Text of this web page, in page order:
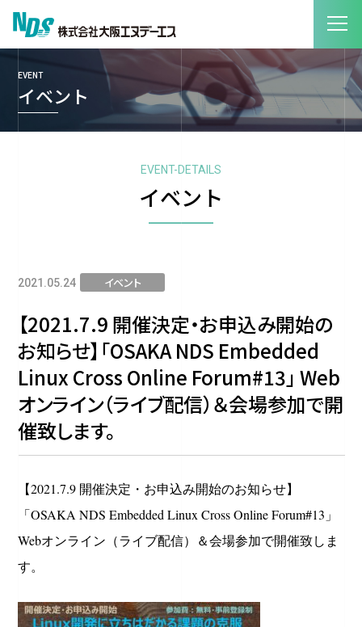
EVENT
イベント
EVENT-DETAILS
イベント
2021.05.24 イベント
【2021.7.9 開催決定・お申込み開始の
お知らせ】「OSAKA NDS Embedded
Linux Cross Online Forum#13」 Web
オンライン（ライブ配信）＆会場参加で開
催致します。
【2021.7.9 開催決定・お申込み開始のお知らせ】
「OSAKA NDS Embedded Linux Cross Online Forum#13」
Webオンライン（ライブ配信）＆会場参加で開催致しま
す。